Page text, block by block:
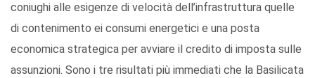
coniughi alle esigenze di velocità dell’infrastruttura quelle
di contenimento ei consumi energetici e una posta
economica strategica per avviare il credito di imposta sulle
assunzioni. Sono i tre risultati più immediati che la Basilicata